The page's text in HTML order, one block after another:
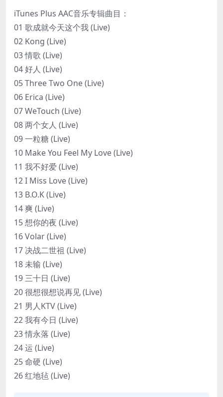
iTunes Plus AAC音乐专辑曲目：
01 歌成就今天这个我 (Live)
02 Kong (Live)
03 情歌 (Live)
04 好人 (Live)
05 Three Two One (Live)
06 Erica (Live)
07 WeTouch (Live)
08 两个女人 (Live)
09 一粒糖 (Live)
10 Make You Feel My Love (Live)
11 我不好爱 (Live)
12 I Miss Love (Live)
13 B.O.K (Live)
14 爽 (Live)
15 想你的夜 (Live)
16 Volar (Live)
17 决战二世祖 (Live)
18 未输 (Live)
19 三十日 (Live)
20 很想很想说再见 (Live)
21 男人KTV (Live)
22 我有今日 (Live)
23 情永落 (Live)
24 运 (Live)
25 命硬 (Live)
26 红地毡 (Live)